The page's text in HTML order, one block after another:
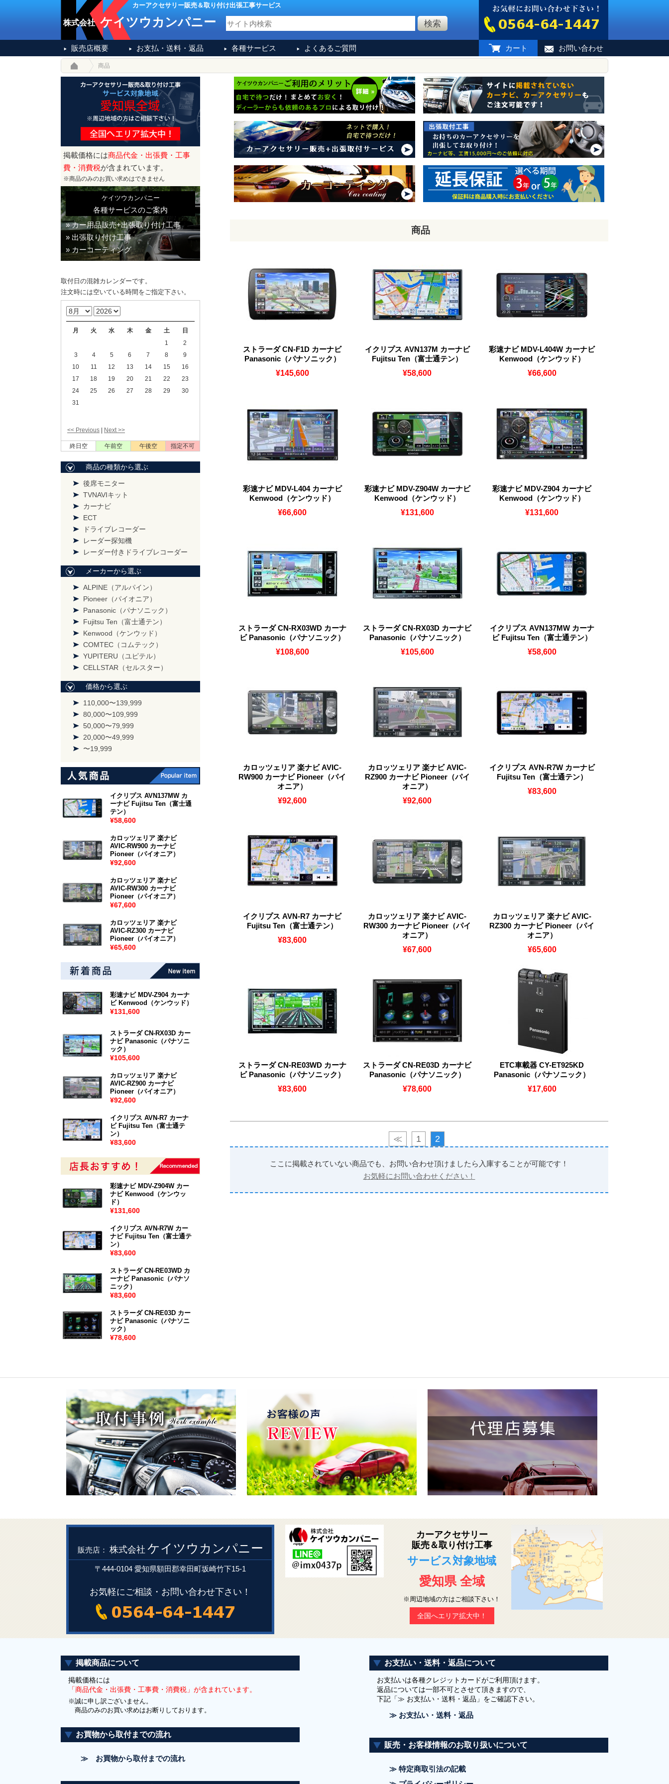
カーアクセサリー販売＆取り付け出張工事サービス
株式会社 ケイツウカンパニー
販売店概要 お支払・送料・返品 各種サービス よくあるご質問 お問い合わせ
カート
商品
商品
ストラーダ CN-F1D カーナビ
Panasonic（パナソニック）
¥145,600
イクリプス AVN137M カーナビ
Fujitsu Ten（富士通テン）
¥58,600
彩速ナビ MDV-L404W カーナビ
Kenwood（ケンウッド）
¥66,600
彩速ナビ MDV-L404 カーナビ
Kenwood（ケンウッド）
¥66,600
彩速ナビ MDV-Z904W カーナビ
Kenwood（ケンウッド）
¥131,600
彩速ナビ MDV-Z904 カーナビ
Kenwood（ケンウッド）
¥131,600
ストラーダ CN-RX03WD カーナ
ビ Panasonic（パナソニック）
¥108,600
ストラーダ CN-RX03D カーナビ
Panasonic（パナソニック）
¥105,600
イクリプス AVN137MW カーナ
ビ Fujitsu Ten（富士通テン）
¥58,600
カロッツェリア 楽ナビ AVIC-
RW900 カーナビ Pioneer（パイ
オニア）
¥92,600
カロッツェリア 楽ナビ AVIC-
RZ900 カーナビ Pioneer（パイ
オニア）
¥92,600
イクリプス AVN-R7W カーナビ
Fujitsu Ten（富士通テン）
¥83,600
イクリプス AVN-R7 カーナビ
Fujitsu Ten（富士通テン）
¥83,600
カロッツェリア 楽ナビ AVIC-
RW300 カーナビ Pioneer（パイ
オニア）
¥67,600
カロッツェリア 楽ナビ AVIC-
RZ300 カーナビ Pioneer（パイ
オニア）
¥65,600
ストラーダ CN-RE03WD カーナ
ビ Panasonic（パナソニック）
¥83,600
ストラーダ CN-RE03D カーナビ
Panasonic（パナソニック）
¥78,600
ETC車載器 CY-ET925KD
Panasonic（パナソニック）
¥17,600
≪ 1 2
ここに掲載されていない商品でも、お問い合わせ頂けましたら入庫することが可能です！
お気軽にお問い合わせください！
掲載価格には商品代金・出張費・工事
費・消費税が含まれています。
※商品のみのお買い求めはできません
ケイツウカンパニー
各種サービスのご案内
» カー用品販売+出張取り付け工事
» 出張取り付け工事
» カーコーティング
取付日の混雑カレンダーです。
注文時には空いている時間をご指定下さい。
月 火 水 木 金 土 日
<< Previous Next >>
1
2
3
4 5 6 7 8
9
10
11 12 13 14 15
16
17
18 19 20 21 22
23
24
25 26 27 28 29
30
31
終日空 午前空 午後空 指定不可
商品の種類から選ぶ
後席モニター
TVNAVIキット
カーナビ
ECT
ドライブレコーダー
レーダー探知機
レーダー付きドライブレコーダー
メーカーから選ぶ
ALPINE（アルパイン）
Pioneer（パイオニア）
Panasonic（パナソニック）
Fujitsu Ten（富士通テン）
Kenwood（ケンウッド）
COMTEC（コムテック）
YUPITERU（ユピテル）
CELLSTAR（セルスター）
価格から選ぶ
110,000〜139,999
80,000〜109,999
50,000〜79,999
20,000〜49,999
〜19,999
イクリプス AVN137MW カ
ーナビ Fujitsu Ten（富士通
テン）
¥58,600
カロッツェリア 楽ナビ
AVIC-RW900 カーナビ
Pioneer（パイオニア）
¥92,600
カロッツェリア 楽ナビ
AVIC-RW300 カーナビ
Pioneer（パイオニア）
¥67,600
カロッツェリア 楽ナビ
AVIC-RZ300 カーナビ
Pioneer（パイオニア）
¥65,600
彩速ナビ MDV-Z904 カーナ
ビ Kenwood（ケンウッド）
¥131,600
ストラーダ CN-RX03D カー
ナビ Panasonic（パナソニ
ック）
¥105,600
カロッツェリア 楽ナビ
AVIC-RZ900 カーナビ
Pioneer（パイオニア）
¥92,600
イクリプス AVN-R7 カーナ
ビ Fujitsu Ten（富士通テ
ン）
¥83,600
彩速ナビ MDV-Z904W カー
ナビ Kenwood（ケンウッ
ド）
¥131,600
イクリプス AVN-R7W カー
ナビ Fujitsu Ten（富士通テ
ン）
¥83,600
ストラーダ CN-RE03WD カ
ーナビ Panasonic（パナソ
ニック）
¥83,600
ストラーダ CN-RE03D カー
ナビ Panasonic（パナソニ
ック）
¥78,600
販売店： 株式会社 ケイツウカンパニー
〒444-0104 愛知県額田郡幸田町坂崎竹下15-1
お気軽にご相談・お問い合わせ下さい！
カーアクセサリー
販売＆取り付け工事
サービス対象地域
愛知県 全域
※周辺地域の方はご相談下さい！
全国へエリア拡大中！
掲載商品について
掲載価格には
「商品代金・出張費・工事費・消費税」が含まれています。
※誠に申し訳ございません。
商品のみのお買い求めはお断りしております。
お買物から取付までの流れ
≫ お買物から取付までの流れ
お支払い・送料・返品について
お支払いは各種クレジットカードがご利用頂けます。
返品については一部不可とさせて頂きますので、
下記「≫ お支払い・送料・返品」をご確認下さい。
≫ お支払い・送料・返品
販売・お客様情報のお取り扱いについて
≫ 特定商取引法の記載